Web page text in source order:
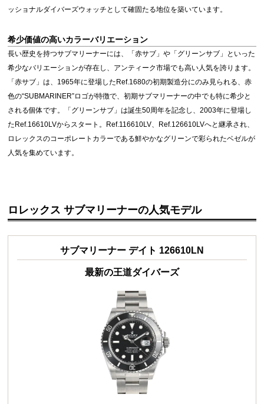
ッショナルダイバーズウォッチとして確固たる地位を築いています。
希少価値の高いカラーバリエーション
長い歴史を持つサブマリーナーには、「赤サブ」や「グリーンサブ」といった
希少なバリエーションが存在し、アンティーク市場でも高い人気を誇ります。
「赤サブ」は、1965年に登場したRef.1680の初期製造分にのみ見られる、赤
色の“SUBMARINER”ロゴが特徴で、初期サブマリーナーの中でも特に希少と
される個体です。「グリーンサブ」は誕生50周年を記念し、2003年に登場し
たRef.16610LVからスタート。Ref.116610LV、Ref.126610LVへと継承され、
ロレックスのコーポレートカラーである鮮やかなグリーンで彩られたベゼルが
人気を集めています。
ロレックス サブマリーナーの人気モデル
サブマリーナー デイト 126610LN
最新の王道ダイバーズ